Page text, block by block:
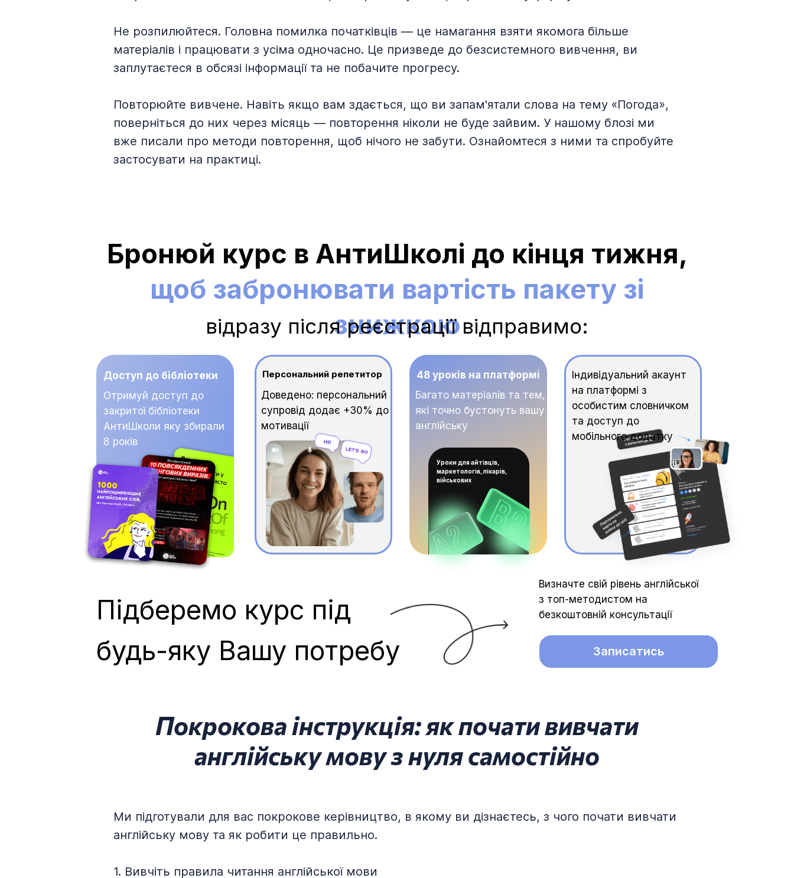
Не розпилюйтеся. Головна помилка початківців — це намагання взяти якомога більше
матеріалів і працювати з усіма одночасно. Це призведе до безсистемного вивчення, ви
заплутаєтеся в обсязі інформації та не побачите прогресу.
Повторюйте вивчене. Навіть якщо вам здається, що ви запам'ятали слова на тему «Погода»,
поверніться до них через місяць — повторення ніколи не буде зайвим. У нашому блозі ми
вже писали про методи повторення, щоб нічого не забути. Ознайомтеся з ними та спробуйте
застосувати на практиці.
Бронюй курс в АнтиШколі до кінця тижня,
щоб забронювати вартість пакету зі
знижкою
Доступ до бібліотеки
Отримуй доступ до
закритої бібліотеки
АнтиШколи яку збирали
8 років
Персональний репетитор
Доведено: персональний
супровід додає +30% до
мотивації
48 уроків на платформі
Багато матеріалів та тем,
які точно бустонуть вашу
англійську
Уроки для айтівців,
маркетологів, лікарів,
військових
Індивідуальний акаунт
на платформі з
особистим словничком
та доступ до
мобільного додатку
Підберемо курс під
будь-яку Вашу потребу
Визначте свій рівень англійської
з топ-методистом на
безкоштовній консультації
Записатись
відразу після реєстрації відправимо:
Покрокова інструкція: як почати вивчати
англійську мову з нуля самостійно
Ми підготували для вас покрокове керівництво, в якому ви дізнаєтесь, з чого почати вивчати
англійську мову та як робити це правильно.
1. Вивчіть правила читання англійської мови